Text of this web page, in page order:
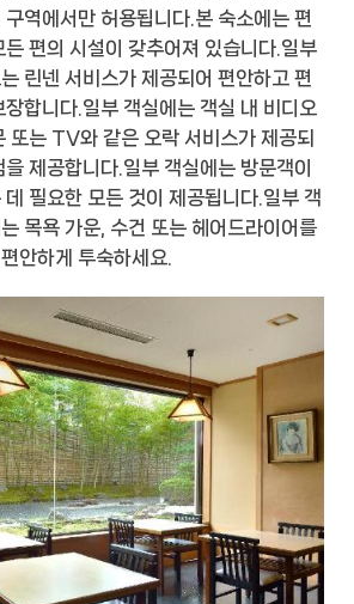
역에서만 허용됩니다.본 숙소에는 편
편의 시설이 갖추어져 있습니다.일부
린넨 서비스가 제공되어 편안하고 편
합니다.일부 객실에는 객실 내 비디오
또는 TV와 같은 오락 서비스가 제공되
제공합니다.일부 객실에는 방문객이
필요한 모든 것이 제공됩니다.일부 객
목욕 가운, 수건 또는 헤어드라이어를
안하게 투숙하세요.